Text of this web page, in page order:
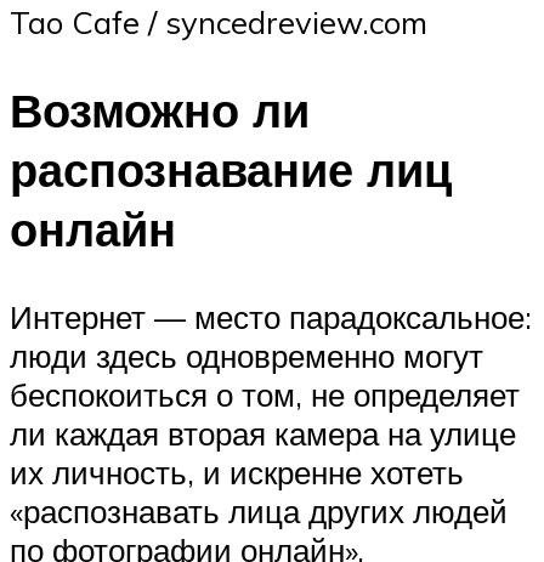
Tao Cafe / syncedreview.com
Возможно ли
распознавание лиц
онлайн
Интернет — место парадоксальное:
люди здесь одновременно могут
беспокоиться о том, не определяет
ли каждая вторая камера на улице
их личность, и искренне хотеть
«распознавать лица других людей
по фотографии онлайн».